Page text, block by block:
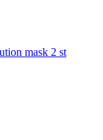
mask 2 st